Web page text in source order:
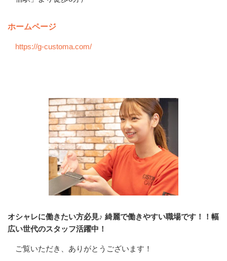
ホームページ
https://g-customa.com/
オシャレに働きたい方必見♪ 綺麗で働きやすい職場です！！幅
広い世代のスタッフ活躍中！
ご覧いただき、ありがとうございます！